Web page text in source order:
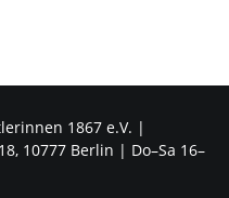
1867 e.V. |
10777 Berlin | Do–Sa 16–